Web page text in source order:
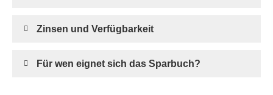
Zinsen und Verfügbarkeit
Für wen eignet sich das Sparbuch?